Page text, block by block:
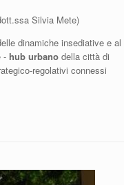
Silvia Mete)
dinamiche insediative e al
- hub urbano della città di
regolativi connessi